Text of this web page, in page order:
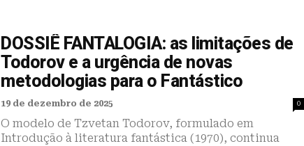
DOSSIÊ FANTALOGIA: as limitações de
Todorov e a urgência de novas
metodologias para o Fantástico
19 de dezembro de 2025 0
O modelo de Tzvetan Todorov, formulado em
Introdução à literatura fantástica (1970), continua